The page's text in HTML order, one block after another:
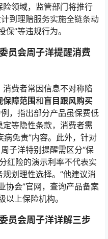
领域，监管部门将推行
到理赔服务实施全链条动
”等违规行为。
员会周子洋提醒消费
费者常因信息不对称陷
保障范围和盲目跟风购买
，指出部分产品虽保费低
等隐性条款，消费者需
病免责”内容。此外，针对
子洋特别提醒需区分“保
红险的演示利率不代表实
划理性选择。”他建议消
协会”官网，查询产品备案
上保险机构。
员会周子洋详解三步